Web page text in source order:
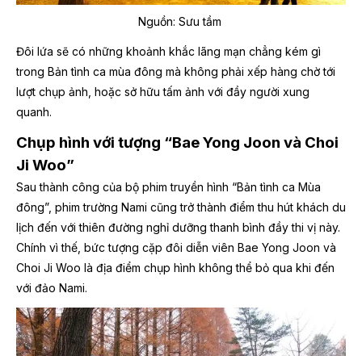
Nguồn: Sưu tầm
Đôi lứa sẽ có những khoảnh khắc lãng mạn chẳng kém gì
trong Bản tình ca mùa đông mà không phải xếp hàng chờ tới
lượt chụp ảnh, hoặc sở hữu tấm ảnh với đầy người xung
quanh.
Chụp hình với tượng “Bae Yong Joon và Choi
Ji Woo”
Sau thành công của bộ phim truyền hình “Bản tình ca Mùa
đông”, phim trường Nami cũng trở thành điểm thu hút khách du
lịch đến với thiên đường nghỉ dưỡng thanh bình đầy thi vị này.
Chính vì thế, bức tượng cặp đôi diễn viên Bae Yong Joon và
Choi Ji Woo là địa điểm chụp hình không thể bỏ qua khi đến
với đảo Nami.